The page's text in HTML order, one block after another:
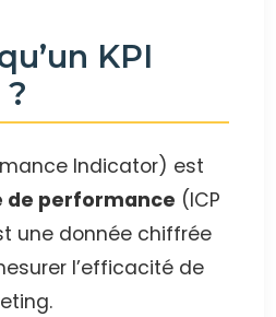
KPI
Indicator) est
de performance (ICP
une donnée chiffrée
l’efficacité de